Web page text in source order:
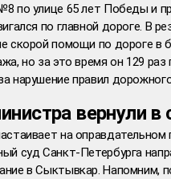
по улице 65 лет Победы и
по главной дороге. В
скорой помощи по дороге в
но за это время он 129
нарушение правил
вернули в
на оправдательном
суд Санкт-Петербурга
в Сыктывкар. Напомним,